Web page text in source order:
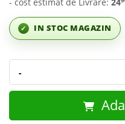
✓ IN STOC MAGAZIN
-